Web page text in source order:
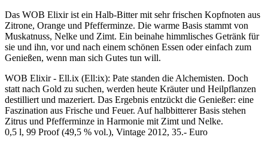
Das WOB Elixir ist ein Halb-Bitter mit sehr frischen Kopfnoten aus
Zitrone, Orange und Pfefferminze. Die warme Basis stammt von
Muskatnuss, Nelke und Zimt. Ein beinahe himmlisches Getränk für
sie und ihn, vor und nach einem schönen Essen oder einfach zum
Genießen, wenn man sich Gutes tun will.
WOB Elixir - Ell.ix (Ell:ix): Pate standen die Alchemisten. Doch
statt nach Gold zu suchen, werden heute Kräuter und Heilpflanzen
destilliert und mazeriert. Das Ergebnis entzückt die Genießer: eine
Faszination aus Frische und Feuer. Auf halbbitterer Basis stehen
Zitrus und Pfefferminze in Harmonie mit Zimt und Nelke.
0,5 l, 99 Proof (49,5 % vol.), Vintage 2012, 35.- Euro